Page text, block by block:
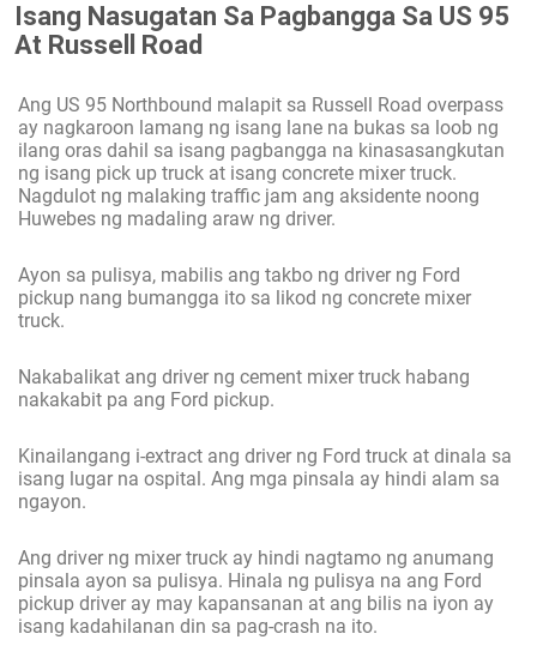
Isang Nasugatan Sa Pagbangga Sa US 95
At Russell Road
Ang US 95 Northbound malapit sa Russell Road overpass
ay nagkaroon lamang ng isang lane na bukas sa loob ng
ilang oras dahil sa isang pagbangga na kinasasangkutan
ng isang pick up truck at isang concrete mixer truck.
Nagdulot ng malaking traffic jam ang aksidente noong
Huwebes ng madaling araw ng driver.
Ayon sa pulisya, mabilis ang takbo ng driver ng Ford
pickup nang bumangga ito sa likod ng concrete mixer
truck.
Nakabalikat ang driver ng cement mixer truck habang
nakakabit pa ang Ford pickup.
Kinailangang i-extract ang driver ng Ford truck at dinala sa
isang lugar na ospital. Ang mga pinsala ay hindi alam sa
ngayon.
Ang driver ng mixer truck ay hindi nagtamo ng anumang
pinsala ayon sa pulisya. Hinala ng pulisya na ang Ford
pickup driver ay may kapansanan at ang bilis na iyon ay
isang kadahilanan din sa pag-crash na ito.